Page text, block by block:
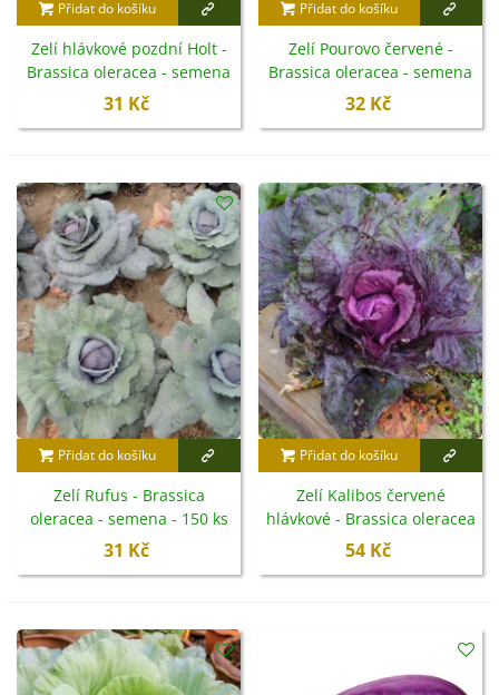
Přidat do košíku
Zelí hlávkové pozdní Holt -
Brassica oleracea - semena
- 200 ks
31 Kč
Přidat do košíku
Zelí Pourovo červené -
Brassica oleracea - semena
- 200 ks
32 Kč
Přidat do košíku
Zelí Rufus - Brassica
oleracea - semena - 150 ks
31 Kč
Přidat do košíku
Zelí Kalibos červené
hlávkové - Brassica oleracea
- semena - 0,5 g
54 Kč